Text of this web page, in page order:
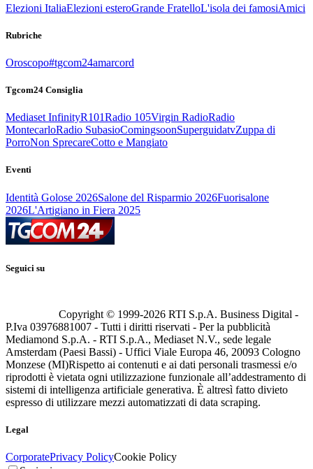
Elezioni ItaliaElezioni esteroGrande FratelloL'isola dei famosiAmici
Rubriche
Oroscopo#tgcom24amarcord
Tgcom24 Consiglia
Mediaset InfinityR101Radio 105Virgin RadioRadio
MontecarloRadio SubasioComingsoonSuperguidatvZuppa di
PorroNon SprecareCotto e Mangiato
Eventi
Identità Golose 2026Salone del Risparmio 2026Fuorisalone
2026L'Artigiano in Fiera 2025
Seguici su
Copyright © 1999-2026 RTI S.p.A. Business Digital -
P.Iva 03976881007 - Tutti i diritti riservati - Per la pubblicità
Mediamond S.p.A. - RTI S.p.A., Mediaset N.V., sede legale
Amsterdam (Paesi Bassi) - Uffici Viale Europa 46, 20093 Cologno
Monzese (MI)Rispetto ai contenuti e ai dati personali trasmessi e/o
riprodotti è vietata ogni utilizzazione funzionale all’addestramento di
sistemi di intelligenza artificiale generativa. È altresì fatto divieto
espresso di utilizzare mezzi automatizzati di data scraping.
Legal
CorporatePrivacy PolicyCookie Policy